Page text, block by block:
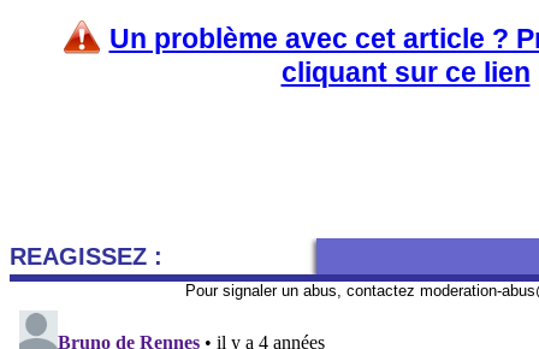
Un problème avec cet article ?
cliquant sur ce lien
REAGISSEZ :
Pour signaler un abus, contactez moderation-